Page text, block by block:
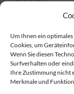
Um Ihnen ein
Cookies, um
Wenn Sie diesen
Surfverhalten oder
Ihre Zustimmung nicht
Merkmale und
Wo können
Bidirektionale
sowie in
Shops sind sie in
Um mehr zu
Angebot an